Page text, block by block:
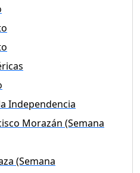
Independencia
Morazán (Semana
(Semana